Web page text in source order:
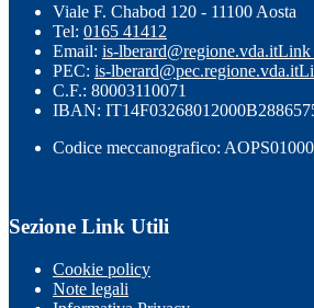
Viale F. Chabod 120 - 11100 Aosta
Tel: 0165 41412
Email: is-lberard@regione.vda.itLink
PEC: is-lberard@pec.regione.vda.it
C.F.: 80003110071
IBAN:
Codice meccanografico:
Sezione Link Utili
Cookie policy
Note legali